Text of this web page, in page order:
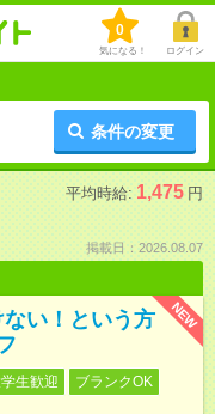
0
気になる！ ログイン
条件の変更
平均時給: 1,475 円
掲載日：2026.08.07
NEW
ない！という方
生歓迎
ブランクOK